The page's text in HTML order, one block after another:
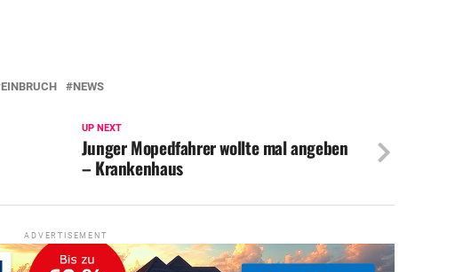
EINBRUCH NEWS
UP NEXT
Junger Mopedfahrer wollte mal angeben
– Krankenhaus
ADVERTISEMENT